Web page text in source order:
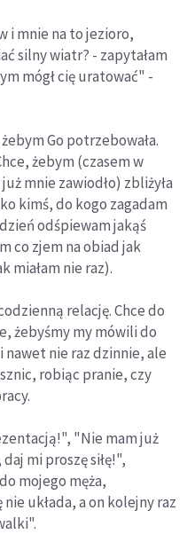
i mnie na to jezioro,
silny wiatr? - zapytałam
mógł cię uratować" -
Go potrzebowała.
żebym (czasem w
mnie zawiodło) zbliżyła
kimś, do kogo zagadam
odśpiewam jakąś
co zjem na obiad jak
miałam nie raz).
relację. Chce do
żebyśmy my mówili do
nie raz dzinnie, ale
robiąc pranie, czy
"Nie mam już
mi proszę siłę!",
mojego męża,
układa, a on kolejny raz